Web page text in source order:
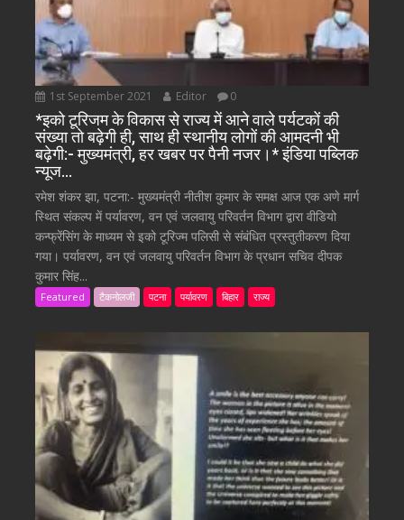
1st September 2021 Editor 0
*इको टूरिजम के विकास से राज्य में आने वाले पर्यटकों की
संख्या तो बढ़ेगी ही, साथ ही स्थानीय लोगों की आमदनी भी
बढ़ेगी:- मुख्यमंत्री, हर खबर पर पैनी नजर।* इंडिया पब्लिक
न्यूज…
रमेश शंकर झा, पटना:- मुख्यमंत्री नीतीश कुमार के समक्ष आज एक अणे मार्ग
स्थित संकल्प में पर्यावरण, वन एवं जलवायु परिवर्तन विभाग द्वारा वीडियो
कन्फ्रेंसिंग के माध्यम से इको टूरिज्म पलिसी से संबंधित प्रस्तुतीकरण दिया
गया। पर्यावरण, वन एवं जलवायु परिवर्तन विभाग के प्रधान सचिव दीपक
कुमार सिंह...
Featured टैकनोलजी पटना पर्यावरण बिहार राज्य